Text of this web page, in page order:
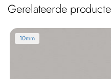
Gerelateerde
10mm